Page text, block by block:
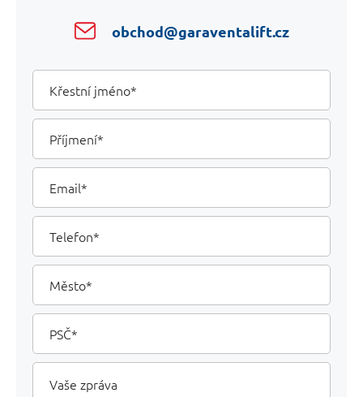
obchod@garaventalift.cz
Your
Details
Křestní
jméno
Příjmení
Email
Telefon
Město
PSČ
Vaše
zpráva